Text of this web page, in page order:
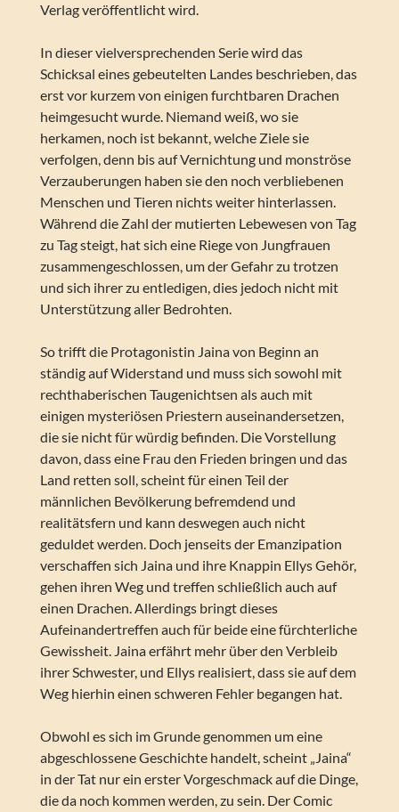
Verlag veröffentlicht wird.
In dieser vielversprechenden Serie wird das
Schicksal eines gebeutelten Landes beschrieben, das
erst vor kurzem von einigen furchtbaren Drachen
heimgesucht wurde. Niemand weiß, wo sie
herkamen, noch ist bekannt, welche Ziele sie
verfolgen, denn bis auf Vernichtung und monströse
Verzauberungen haben sie den noch verbliebenen
Menschen und Tieren nichts weiter hinterlassen.
Während die Zahl der mutierten Lebewesen von Tag
zu Tag steigt, hat sich eine Riege von Jungfrauen
zusammengeschlossen, um der Gefahr zu trotzen
und sich ihrer zu entledigen, dies jedoch nicht mit
Unterstützung aller Bedrohten.
So trifft die Protagonistin Jaina von Beginn an
ständig auf Widerstand und muss sich sowohl mit
rechthaberischen Taugenichtsen als auch mit
einigen mysteriösen Priestern auseinandersetzen,
die sie nicht für würdig befinden. Die Vorstellung
davon, dass eine Frau den Frieden bringen und das
Land retten soll, scheint für einen Teil der
männlichen Bevölkerung befremdend und
realitätsfern und kann deswegen auch nicht
geduldet werden. Doch jenseits der Emanzipation
verschaffen sich Jaina und ihre Knappin Ellys Gehör,
gehen ihren Weg und treffen schließlich auch auf
einen Drachen. Allerdings bringt dieses
Aufeinandertreffen auch für beide eine fürchterliche
Gewissheit. Jaina erfährt mehr über den Verbleib
ihrer Schwester, und Ellys realisiert, dass sie auf dem
Weg hierhin einen schweren Fehler begangen hat.
Obwohl es sich im Grunde genommen um eine
abgeschlossene Geschichte handelt, scheint „Jaina“
in der Tat nur ein erster Vorgeschmack auf die Dinge,
die da noch kommen werden, zu sein. Der Comic